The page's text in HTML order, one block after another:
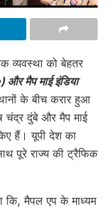
व्यवस्था को बेहतर
मैप माई इंडिया
के बीच करार हुआ
चंद्र दुंबे और मैप माई
हैं। यूपी देश का
पूरे राज्य की ट्रैफिक
मैपल एप के माध्यम